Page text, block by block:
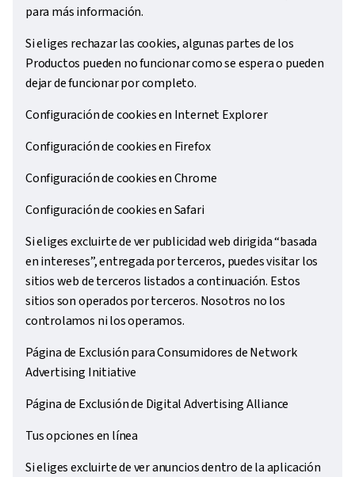
para más información.
Si eliges rechazar las cookies, algunas partes de los
Productos pueden no funcionar como se espera o pueden
dejar de funcionar por completo.
Configuración de cookies en Internet Explorer
Configuración de cookies en Firefox
Configuración de cookies en Chrome
Configuración de cookies en Safari
Si eliges excluirte de ver publicidad web dirigida “basada
en intereses”, entregada por terceros, puedes visitar los
sitios web de terceros listados a continuación. Estos
sitios son operados por terceros. Nosotros no los
controlamos ni los operamos.
Página de Exclusión para Consumidores de Network
Advertising Initiative
Página de Exclusión de Digital Advertising Alliance
Tus opciones en línea
Si eliges excluirte de ver anuncios dentro de la aplicación